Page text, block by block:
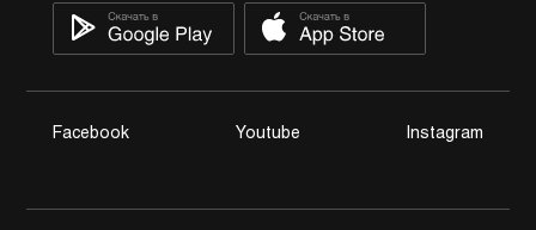
Facebook Youtube Instagram